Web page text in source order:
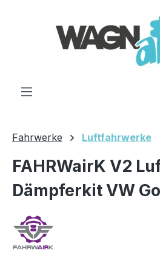
Fahrwerke Luftfahrwerke
FAHRWairK V2
Dämpferkit VW